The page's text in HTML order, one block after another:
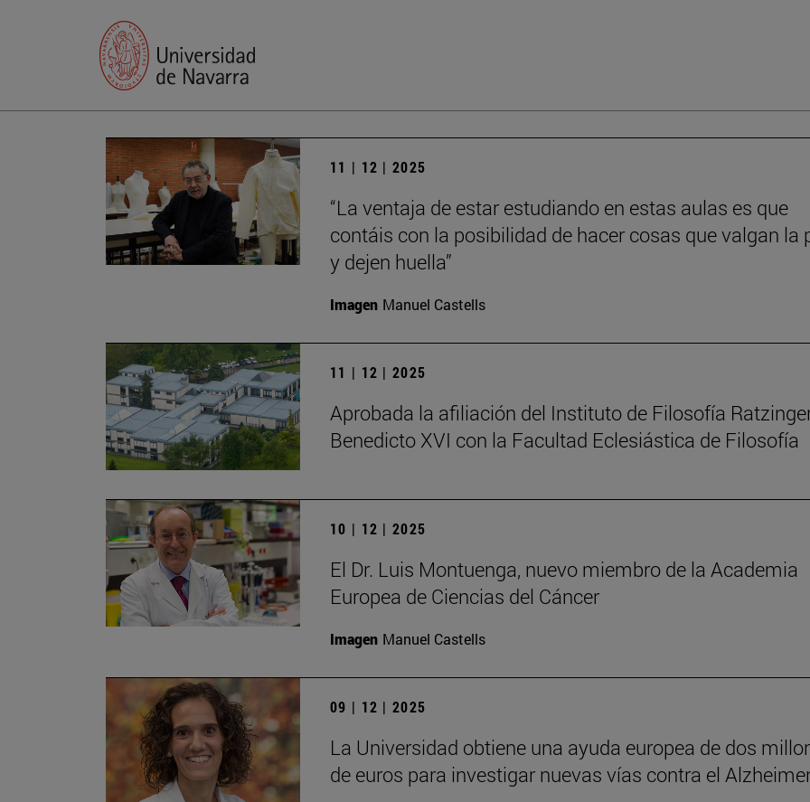
11 | 12 | 2025
“La ventaja de estar estudiando en estas aulas es que
contáis con la posibilidad de hacer cosas que valgan la
y dejen huella”
Imagen Manuel Castells
11 | 12 | 2025
Aprobada la afiliación del Instituto de Filosofía
Benedicto XVI con la Facultad Eclesiástica de Filosofía
10 | 12 | 2025
El Dr. Luis Montuenga, nuevo miembro de la Academia
Europea de Ciencias del Cáncer
Imagen Manuel Castells
09 | 12 | 2025
La Universidad obtiene una ayuda europea de dos
de euros para investigar nuevas vías contra el